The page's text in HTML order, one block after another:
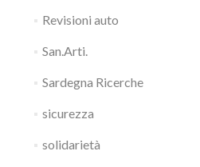
Revisioni auto
San.Arti.
Sardegna Ricerche
sicurezza
solidarietà